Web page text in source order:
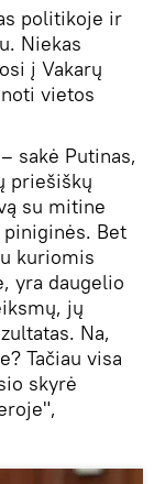
politikoje ir
Niekas
į Vakarų
vietos
sakė Putinas,
priešiškų
su mitine
Bet
kuriomis
yra daugelio
jų
Na,
Tačiau visa
skyrė